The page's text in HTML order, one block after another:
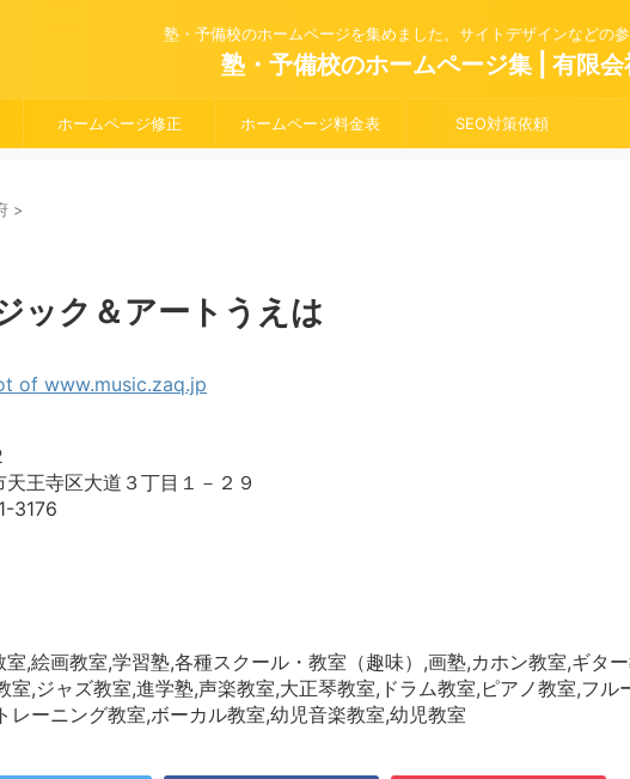
塾・予備校のホームページを集めました。サイトデザインなどの参
塾・予備校のホームページ集 | 有限
ホームページ修正 ホームページ料金表 SEO対策依頼
>
ック＆アートうえは
天王寺区大道３丁目１－２９
3176
室,絵画教室,学習塾,各種スクール・教室（趣味）,画塾,カホン教室,ギタ
室,ジャズ教室,進学塾,声楽教室,大正琴教室,ドラム教室,ピアノ教室,フル
レーニング教室,ボーカル教室,幼児音楽教室,幼児教室